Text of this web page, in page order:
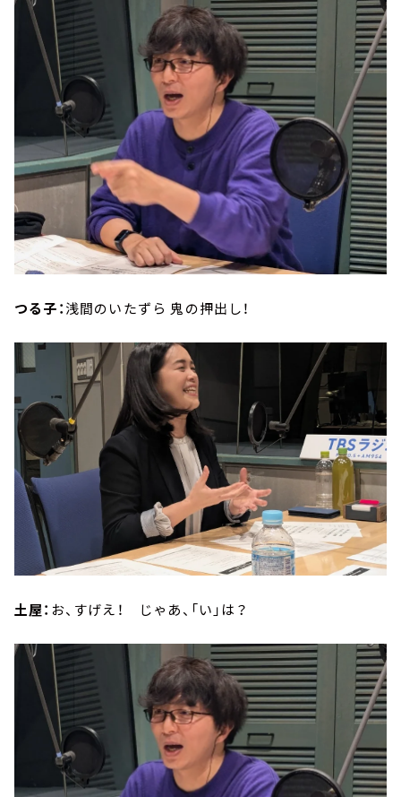
つる子：浅間のいたずら 鬼の押出し！
土屋： お、すげえ！ じゃあ、「い」は？